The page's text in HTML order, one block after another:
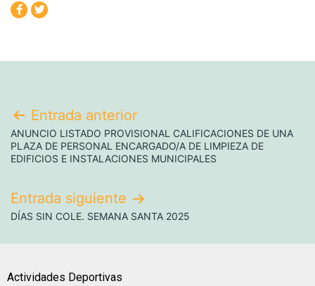
Entrada anterior
ANUNCIO LISTADO PROVISIONAL CALIFICACIONES DE UNA
PLAZA DE PERSONAL ENCARGADO/A DE LIMPIEZA DE
EDIFICIOS E INSTALACIONES MUNICIPALES
Entrada siguiente
DÍAS SIN COLE. SEMANA SANTA 2025
Actividades Deportivas